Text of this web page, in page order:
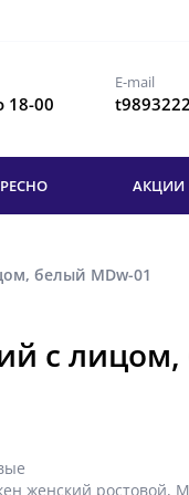
18-00
E-mail
АКЦИИ
белый MDw-01
с
женский ростовой,